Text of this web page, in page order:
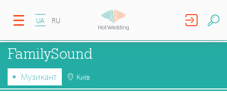
UA RU
FamilySound
Музикант Київ